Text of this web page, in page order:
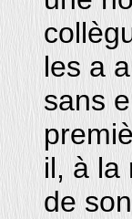
les a
sans
il, à la
de